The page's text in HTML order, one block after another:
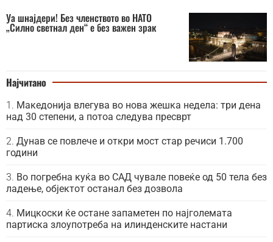
Уа шнајдери! Без членството во НАТО
„Силно светнал ден“ е без важен зрак
Најчитано
Македонија влегува во нова жешка недела: три дена
над 30 степени, а потоа следува пресврт
Дунав се повлече и откри мост стар речиси 1.700
години
Во погребна куќа во САД чувале повеќе од 50 тела без
ладење, објектот останал без дозвола
Мицкоски ќе остане запаметен по најголемата
партиска злоупотреба на илинденските настани